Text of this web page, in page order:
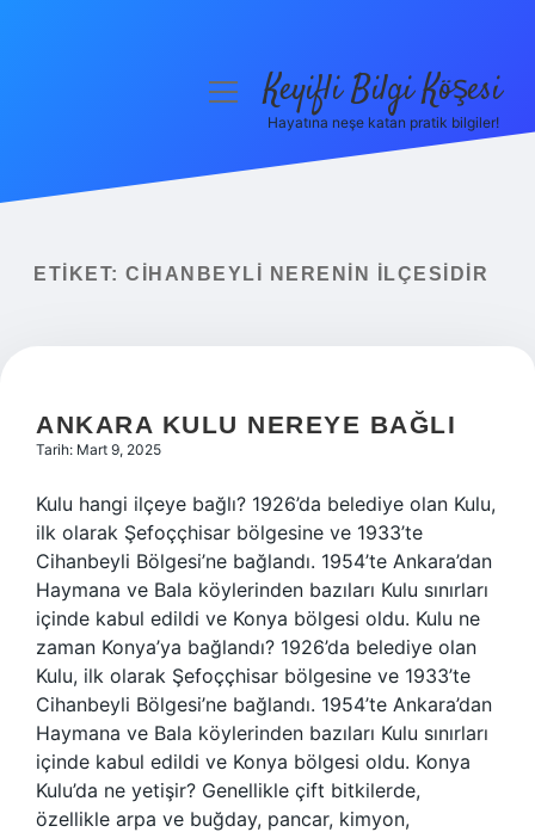
Yasal Uyarı
menüyüKeyifli Bilgi Köşesi
Hayatına neşe katan pratik bilgiler!
ETIKET: CIHANBEYLI NERENIN ILÇESIDIR
ANKARA KULU NEREYE BAĞLI
Tarih: Mart 9, 2025
Kulu hangi ilçeye bağlı? 1926’da belediye olan Kulu,
ilk olarak Şefoççhisar bölgesine ve 1933’te
Cihanbeyli Bölgesi’ne bağlandı. 1954’te Ankara’dan
Haymana ve Bala köylerinden bazıları Kulu sınırları
içinde kabul edildi ve Konya bölgesi oldu. Kulu ne
zaman Konya’ya bağlandı? 1926’da belediye olan
Kulu, ilk olarak Şefoççhisar bölgesine ve 1933’te
Cihanbeyli Bölgesi’ne bağlandı. 1954’te Ankara’dan
Haymana ve Bala köylerinden bazıları Kulu sınırları
içinde kabul edildi ve Konya bölgesi oldu. Konya
Kulu’da ne yetişir? Genellikle çift bitkilerde,
özellikle arpa ve buğday, pancar, kimyon,